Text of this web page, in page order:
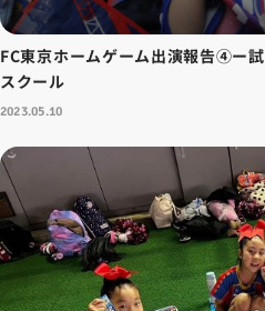
FC東京ホームゲーム出演報告④ー
スクール
2023.05.10